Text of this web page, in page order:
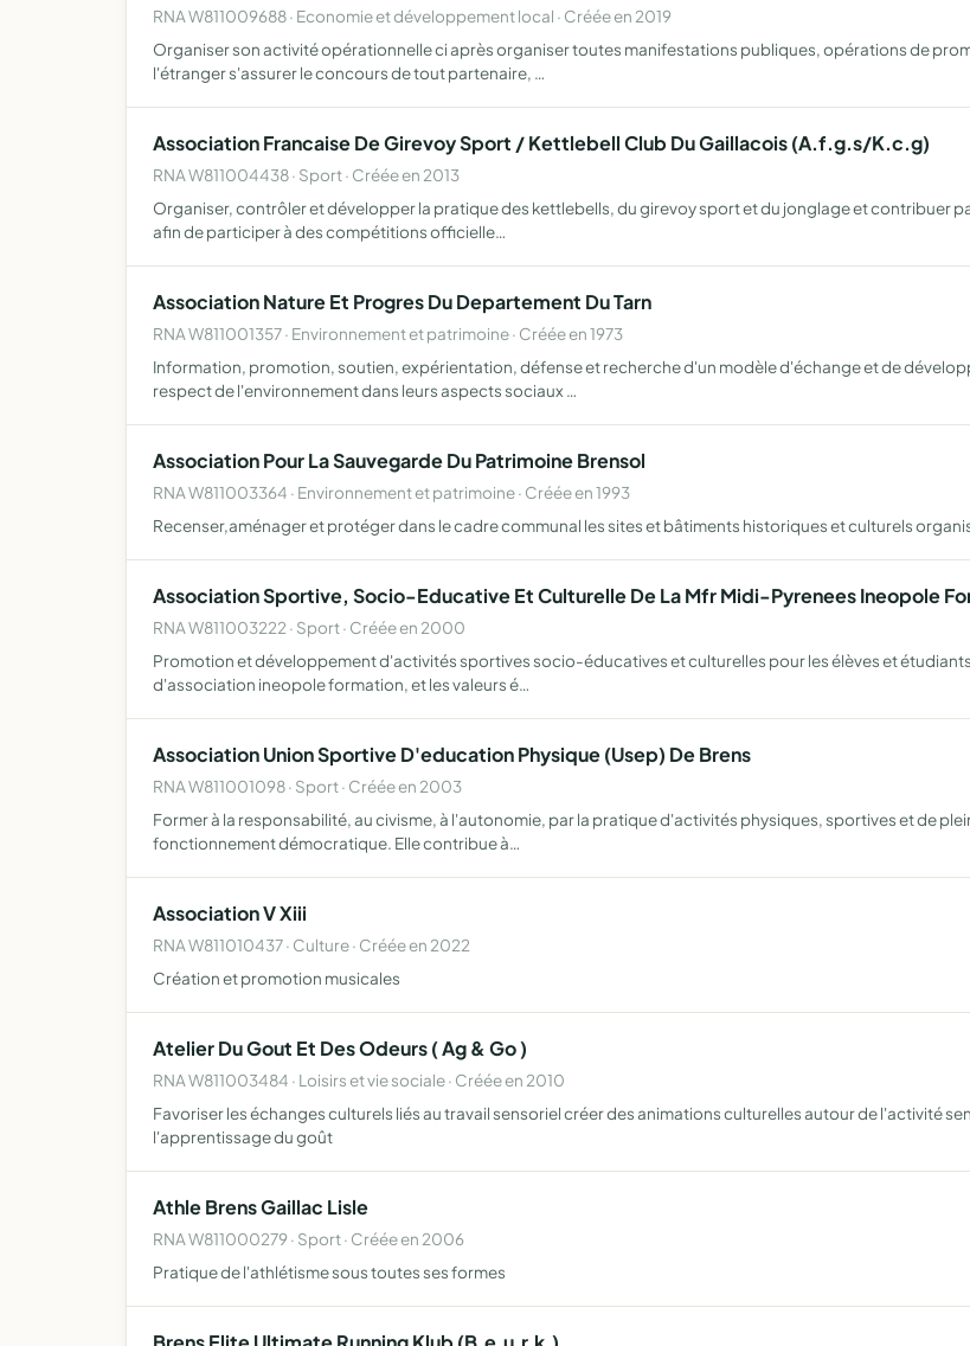
RNA W811009688 · Economie et développement local · Créée en 2019
Organiser son activité opérationnelle ci après organiser toutes manifestations publiques, opérations de
l'étranger s'assurer le concours de tout partenaire, …
Association Francaise De Girevoy Sport / Kettlebell Club Du Gaillacois (A.f.g.s/K.c.g)
RNA W811004438 · Sport · Créée en 2013
Organiser, contrôler et développer la pratique des kettlebells, du girevoy sport et du jonglage et contribuer
afin de participer à des compétitions officielle…
Association Nature Et Progres Du Departement Du Tarn
RNA W811001357 · Environnement et patrimoine · Créée en 1973
Information, promotion, soutien, expérientation, défense et recherche d'un modèle d'échange et de
respect de l'environnement dans leurs aspects sociaux …
Association Pour La Sauvegarde Du Patrimoine Brensol
RNA W811003364 · Environnement et patrimoine · Créée en 1993
Recenser,aménager et protéger dans le cadre communal les sites et bâtiments historiques et culturels
Association Sportive, Socio-Educative Et Culturelle De La Mfr Midi-Pyrenees Ineopole
RNA W811003222 · Sport · Créée en 2000
Promotion et développement d'activités sportives socio-éducatives et culturelles pour les élèves et
d'association ineopole formation, et les valeurs é…
Association Union Sportive D'education Physique (Usep) De Brens
RNA W811001098 · Sport · Créée en 2003
Former à la responsabilité, au civisme, à l'autonomie, par la pratique d'activités physiques, sportives et de
fonctionnement démocratique. Elle contribue à…
Association V Xiii
RNA W811010437 · Culture · Créée en 2022
Création et promotion musicales
Atelier Du Gout Et Des Odeurs ( Ag & Go )
RNA W811003484 · Loisirs et vie sociale · Créée en 2010
Favoriser les échanges culturels liés au travail sensoriel créer des animations culturelles autour de l'activité
l'apprentissage du goût
Athle Brens Gaillac Lisle
RNA W811000279 · Sport · Créée en 2006
Pratique de l'athlétisme sous toutes ses formes